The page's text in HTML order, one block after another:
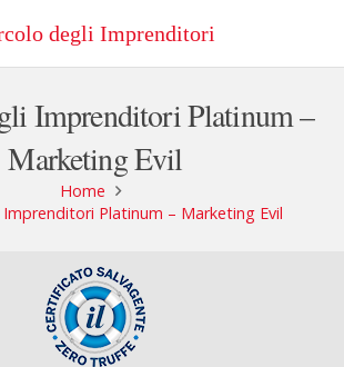
degli Imprenditori
Imprenditori Platinum –
Marketing Evil
Home
Platinum – Marketing Evil